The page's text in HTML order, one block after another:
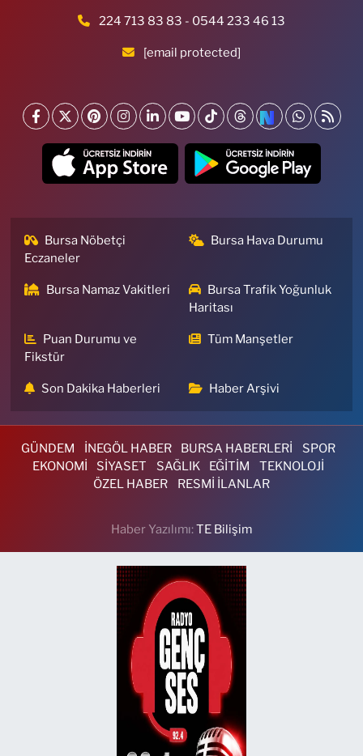
224 713 83 83 - 0544 233 46 13
[email protected]
Bursa Nöbetçi
Eczaneler
Bursa Hava Durumu
Bursa Namaz Vakitleri
Bursa Trafik Yoğunluk
Haritası
Puan Durumu ve
Fikstür
Tüm Manşetler
Son Dakika Haberleri Haber Arşivi
GÜNDEM İNEGÖL HABER BURSA HABERLERİ
SPOR
EKONOMİ
SİYASET SAĞLIK EĞİTİM
TEKNOLOJİ
ÖZEL HABER
RESMİ İLANLAR
Haber Yazılımı:TE Bilişim